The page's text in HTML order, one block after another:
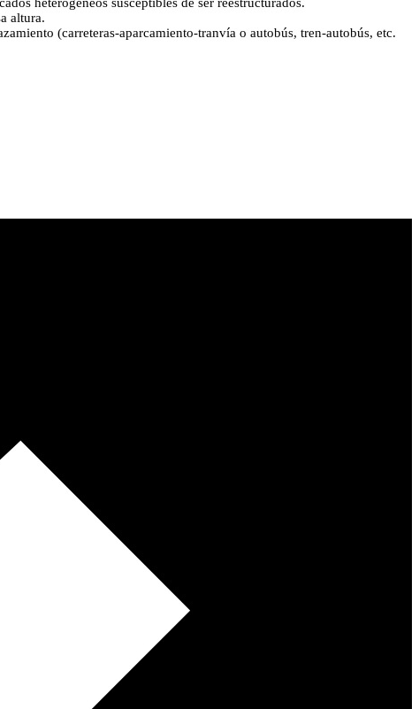
altura.
(carreteras-aparcamiento-tranvía o autobús, tren-autobús, etc.